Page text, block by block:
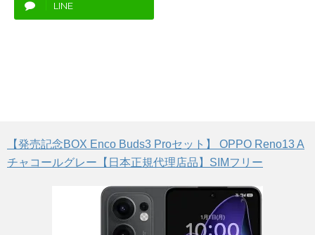
LINE
【発売記念BOX Enco Buds3 Proセット】 OPPO Reno13 A
チャコールグレー【日本正規代理店品】SIMフリー